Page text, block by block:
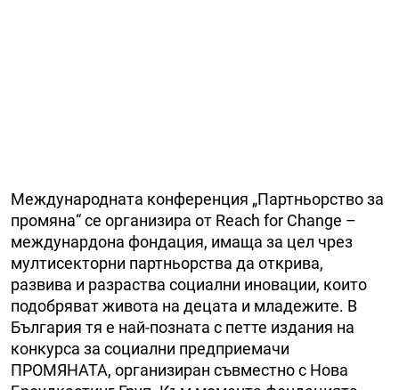
Международната конференция „Партньорство за
промяна“ се организира от Reach for Change –
междунардона фондация, имаща за цел чрез
мултисекторни партньорства да открива,
развива и разраства социални иновации, които
подобряват живота на децата и младежите. В
България тя е най-позната с петте издания на
конкурса за социални предприемачи
ПРОМЯНАТА, организиран съвместно с Нова